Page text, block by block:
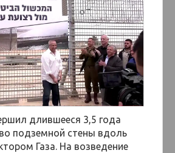
длившееся 3,5 года
подземной стены вдоль
Газа. На возведение